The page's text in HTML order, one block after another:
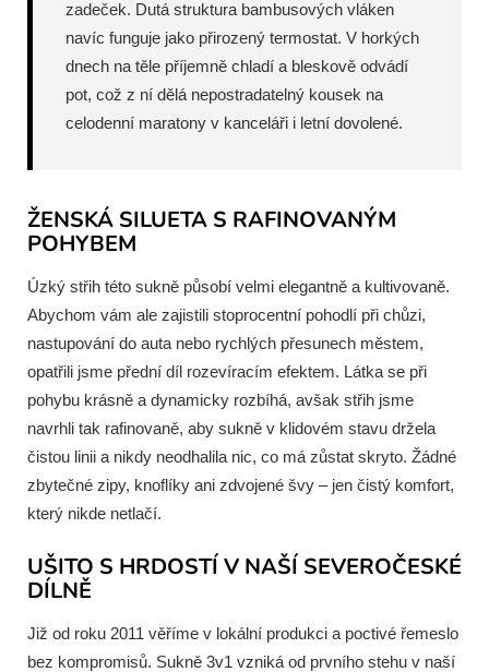
zadeček. Dutá struktura bambusových vláken
navíc funguje jako přirozený termostat. V horkých
dnech na těle příjemně chladí a bleskově odvádí
pot, což z ní dělá nepostradatelný kousek na
celodenní maratony v kanceláři i letní dovolené.
ŽENSKÁ SILUETA S RAFINOVANÝM
POHYBEM
Úzký střih této sukně působí velmi elegantně a kultivovaně.
Abychom vám ale zajistili stoprocentní pohodlí při chůzi,
nastupování do auta nebo rychlých přesunech městem,
opatřili jsme přední díl rozevíracím efektem. Látka se při
pohybu krásně a dynamicky rozbíhá, avšak střih jsme
navrhli tak rafinovaně, aby sukně v klidovém stavu držela
čistou linii a nikdy neodhalila nic, co má zůstat skryto. Žádné
zbytečné zipy, knoflíky ani zdvojené švy – jen čistý komfort,
který nikde netlačí.
UŠITO S HRDOSTÍ V NAŠÍ SEVEROČESKÉ
DÍLNĚ
Již od roku 2011 věříme v lokální produkci a poctivé řemeslo
bez kompromisů. Sukně 3v1 vzniká od prvního stehu v naší